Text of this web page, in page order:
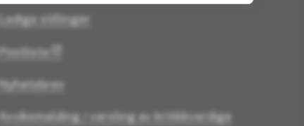
Ledige stillinger
Postliste
Nyhetsbrev
Avviksmelding / varsling av kritikkverdige